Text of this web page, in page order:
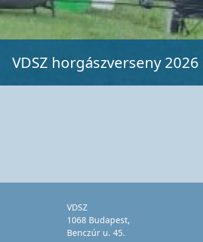
VDSZ horgászverseny 2026
VDSZ
1068 Budapest,
Benczúr u. 45.